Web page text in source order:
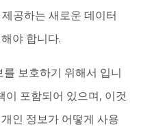
공하는 새로운 데이터
야 합니다.
보호하기 위해서 입니
이 포함되어 있으며, 이것
인 정보가 어떻게 사용